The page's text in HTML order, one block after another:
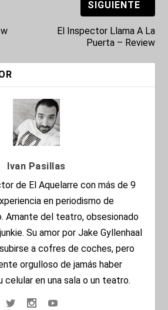
SIGUIENTE
El Inspector Llama A La
Puerta – Review
Ivan Pasillas
de El Aquelarre con más de 9
en periodismo de
Amante del teatro, obsesionado
Su amor por Jake Gyllenhaal
a cofres de coches, pero
orgulloso de jamás haber
en una sala o un teatro.